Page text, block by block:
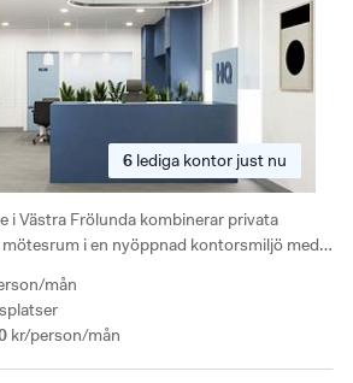
6 lediga kontor just nu
mån
kr/person/mån
i Västra Frölunda kombinerar privata
i en nyöppnad kontorsmiljö med
och kollektivtrafik, vilket gör det enkelt
Göteborg.